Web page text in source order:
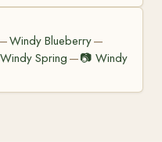
Windy Blueberry—
Windy Spring —📷 Windy